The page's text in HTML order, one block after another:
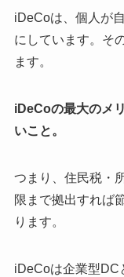
iDeCoは、個人が
にしています。そ
ます。
iDeCoの最大のメ
いこと。
つまり、住民税・
限まで拠出すれば
ります。
iDeCoは企業型DC